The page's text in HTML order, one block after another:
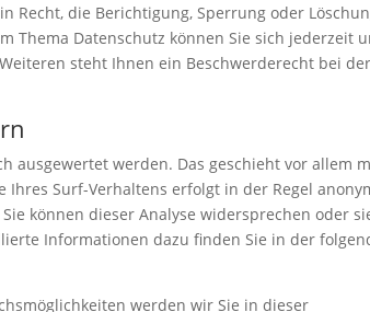
Recht, die Berichtigung, Sperrung oder
Thema Datenschutz können Sie sich jederzeit
steht Ihnen ein Beschwerderecht bei der
ausgewertet werden. Das geschieht vor allem
Ihres Surf-Verhaltens erfolgt in der Regel
können dieser Analyse widersprechen oder
Informationen dazu finden Sie in der
werden wir Sie in dieser